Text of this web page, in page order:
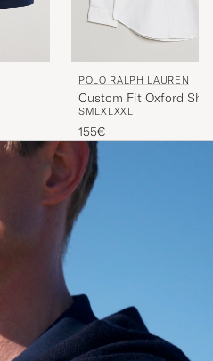
Custom Fit Oxford
155€